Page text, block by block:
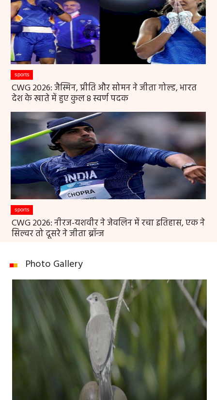
sports
CWG 2026: जैस्मिन, प्रीति और सोमन ने जीता गोल्ड, भारत
देश के खाते में हुए कुल 8 स्वर्ण पदक
sports
CWG 2026: नीरज-यशवीर ने जेवलिन में रचा इतिहास, एक ने
सिल्वर तो दूसरे ने जीता ब्रॉन्ज
Photo Gallery